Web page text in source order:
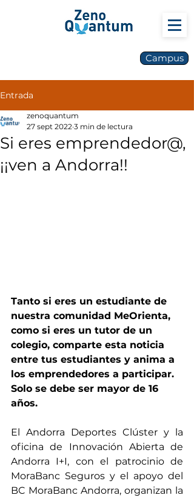
Campus
Entrada
Si eres emprendedor@,
¡¡ven a Andorra!!
zenoquantum
27 sept 2022 3 min de lectura
Tanto si eres un estudiante de
nuestra comunidad MeOrienta,
como si eres un tutor de un
colegio, comparte esta noticia
entre tus estudiantes y anima a
los emprendedores a participar.
Solo se debe ser mayor de 16
años.
El Andorra Deportes Clúster y la
oficina de Innovación Abierta de
Andorra I+I, con el patrocinio de
MoraBanc Seguros y el apoyo del
BC MoraBanc Andorra, organizan la